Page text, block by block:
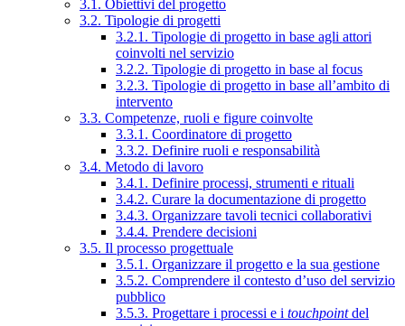
3.1. Obiettivi del progetto
3.2. Tipologie di progetti
3.2.1. Tipologie di progetto in base agli attori
coinvolti nel servizio
3.2.2. Tipologie di progetto in base al focus
3.2.3. Tipologie di progetto in base all’ambito di
intervento
3.3. Competenze, ruoli e figure coinvolte
3.3.1. Coordinatore di progetto
3.3.2. Definire ruoli e responsabilità
3.4. Metodo di lavoro
3.4.1. Definire processi, strumenti e rituali
3.4.2. Curare la documentazione di progetto
3.4.3. Organizzare tavoli tecnici collaborativi
3.4.4. Prendere decisioni
3.5. Il processo progettuale
3.5.1. Organizzare il progetto e la sua gestione
3.5.2. Comprendere il contesto d’uso del servizio
pubblico
3.5.3. Progettare i processi e i touchpointdel